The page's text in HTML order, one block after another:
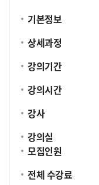
기본정보
상세과정
강의기간
강의시간
강사
강의실
모집인원
전체 수강료